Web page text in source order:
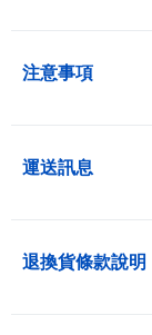
注意事項
運送訊息
退換貨條款說明